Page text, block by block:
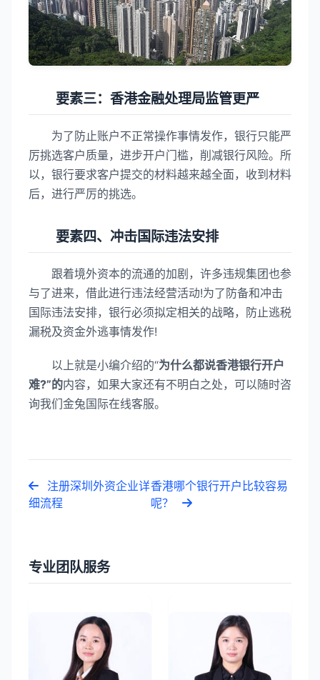
要素三：香港金融处理局监管更严
为了防止账户不正常操作事情发作，银行只能严
厉挑选客户质量，进步开户门槛，削减银行风险。所
以，银行要求客户提交的材料越来越全面，收到材料
后，进行严厉的挑选。
要素四、冲击国际违法安排
跟着境外资本的流通的加剧，许多违规集团也参
与了进来，借此进行违法经营活动!为了防备和冲击
国际违法安排，银行必须拟定相关的战略，防止逃税
漏税及资金外逃事情发作!
以上就是小编介绍的“为什么都说香港银行开户
难?”的内容，如果大家还有不明白之处，可以随时咨
询我们金兔国际在线客服。
注册深圳外资企业详
细流程
香港哪个银行开户比较容易
呢？
专业团队服务